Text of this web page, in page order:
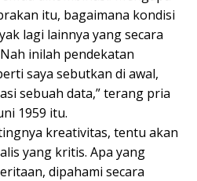
itu, bagaimana kondisi
lagi lainnya yang secara
inilah pendekatan
saya sebutkan di awal,
sebuah data,” terang pria
1959 itu.
kreativitas, tentu akan
yang kritis. Apa yang
dipahami secara